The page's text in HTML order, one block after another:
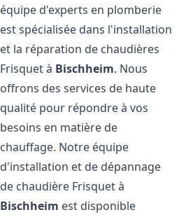
équipe d'experts en plomberie
est spécialisée dans l'installation
et la réparation de chaudières
Frisquet à Bischheim. Nous
offrons des services de haute
qualité pour répondre à vos
besoins en matière de
chauffage. Notre équipe
d'installation et de dépannage
de chaudière Frisquet à
Bischheim est disponible